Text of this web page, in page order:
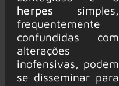
herpes simples,
frequentemente
confundidas com
alterações
inofensivas, podem
se disseminar para